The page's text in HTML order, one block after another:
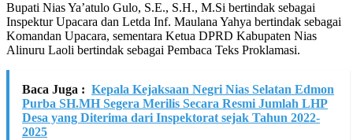
Bupati Nias Ya’atulo Gulo, S.E., S.H., M.Si bertindak sebagai
Inspektur Upacara dan Letda Inf. Maulana Yahya bertindak sebagai
Komandan Upacara, sementara Ketua DPRD Kabupaten Nias
Alinuru Laoli bertindak sebagai Pembaca Teks Proklamasi.
Baca Juga : Kepala Kejaksaan Negri Nias Selatan Edmon
Purba SH.MH Segera Merilis Secara Resmi Jumlah LHP
Desa yang Diterima dari Inspektorat sejak Tahun 2022-
2025